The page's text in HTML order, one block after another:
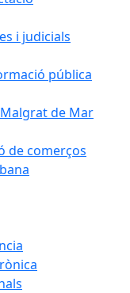
i judicials
pública
de Mar
de comerços